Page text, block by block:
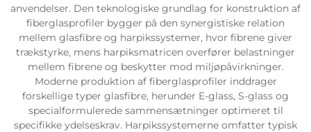
anvendelser. Den teknologiske grundlag for konstruktion af
fiberglasprofiler bygger på den synergistiske relation
mellem glasfibre og harpikssystemer, hvor fibrene giver
trækstyrke, mens harpiksmatricen overfører belastninger
mellem fibrene og beskytter mod miljøpåvirkninger.
Moderne produktion af fiberglasprofiler inddrager
forskellige typer glasfibre, herunder E-glass, S-glass og
specialformulerede sammensætninger optimeret til
specifikke ydelseskrav. Harpikssystemerne omfatter typisk